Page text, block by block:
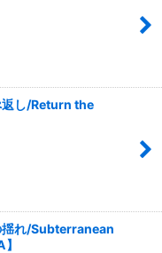
し/Return the
揺れ/Subterranean